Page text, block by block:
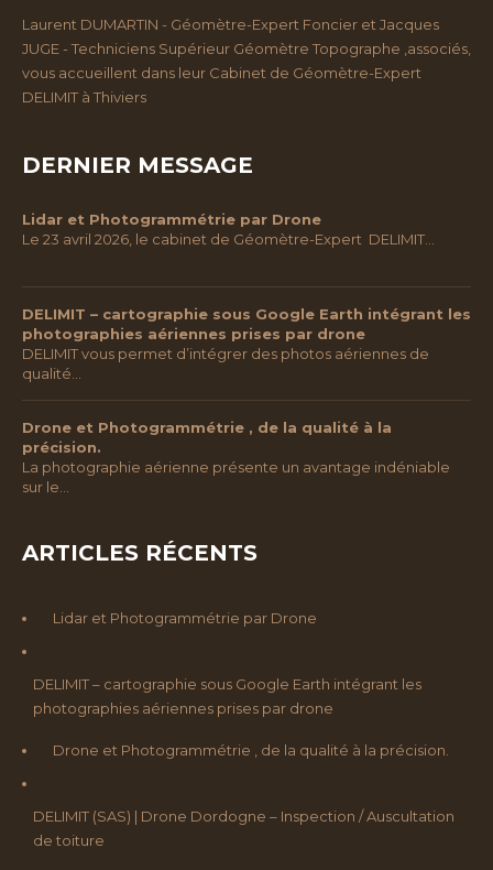
Laurent DUMARTIN - Géomètre-Expert Foncier et Jacques
JUGE - Techniciens Supérieur Géomètre Topographe ,associés,
vous accueillent dans leur Cabinet de Géomètre-Expert
DELIMIT à Thiviers
DERNIER MESSAGE
Lidar et Photogrammétrie par Drone
Le 23 avril 2026, le cabinet de Géomètre-Expert DELIMIT…
DELIMIT – cartographie sous Google Earth intégrant les
photographies aériennes prises par drone
DELIMIT vous permet d’intégrer des photos aériennes de
qualité…
Drone et Photogrammétrie , de la qualité à la
précision.
La photographie aérienne présente un avantage indéniable
sur le…
ARTICLES RÉCENTS
Lidar et Photogrammétrie par Drone
DELIMIT – cartographie sous Google Earth intégrant les
photographies aériennes prises par drone
Drone et Photogrammétrie , de la qualité à la précision.
DELIMIT (SAS) | Drone Dordogne – Inspection / Auscultation
de toiture